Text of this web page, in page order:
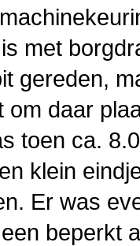
met
gereden,
daar
toen ca.
klein
Er was
beperkt